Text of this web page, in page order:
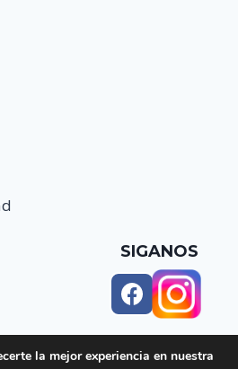
SIGANOS
la mejor experiencia en nuestra